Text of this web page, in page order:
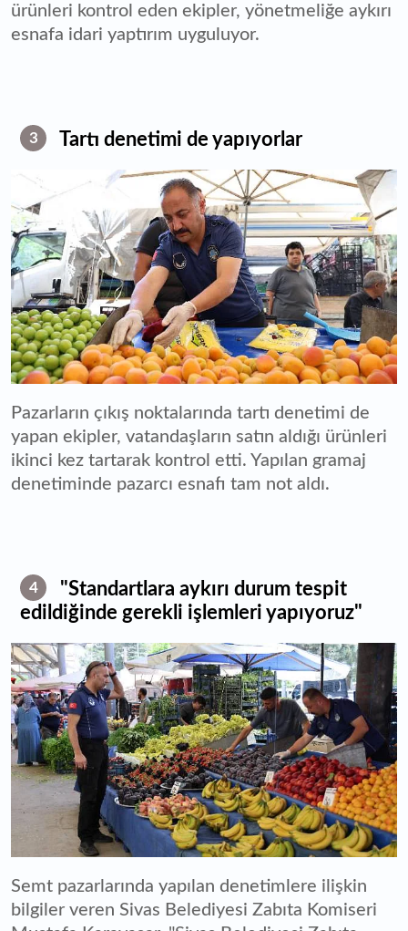
ürünleri kontrol eden ekipler, yönetmeliğe aykırı
esnafa idari yaptırım uyguluyor.
3 Tartı denetimi de yapıyorlar
Pazarların çıkış noktalarında tartı denetimi de
yapan ekipler, vatandaşların satın aldığı ürünleri
ikinci kez tartarak kontrol etti. Yapılan gramaj
denetiminde pazarcı esnafı tam not aldı.
4
"Standartlara aykırı durum tespit
edildiğinde gerekli işlemleri yapıyoruz"
Semt pazarlarında yapılan denetimlere ilişkin
bilgiler veren Sivas Belediyesi Zabıta Komiseri